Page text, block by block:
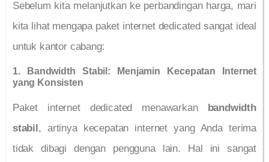
Sebelum kita melanjutkan ke perbandingan harga, mari
kita lihat mengapa paket internet dedicated sangat ideal
untuk kantor cabang:
1. Bandwidth Stabil: Menjamin Kecepatan Internet
yang Konsisten
Paket internet dedicated menawarkan
bandwidth
stabil , artinya kecepatan internet yang Anda terima
tidak dibagi dengan pengguna lain. Hal ini sangat